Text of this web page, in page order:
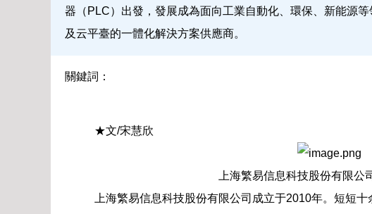
器（PLC）出發，發展成為面向工業自動化、環保、新能源
及云平臺的一體化解決方案供應商。
關鍵詞：
★文/宋慧欣
上海繁易信息科技股份有限公
上海繁易信息科技股份有限公司成立于2010年。短短